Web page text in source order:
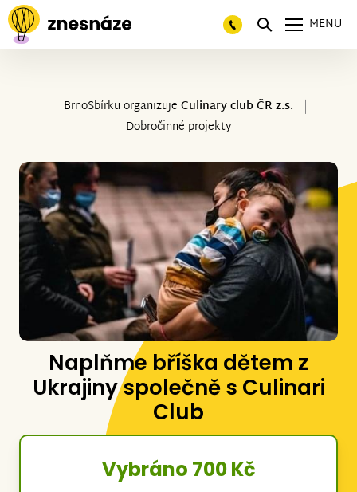
MENU
BrnoSbírku organizuje Culinary club ČR z.s.
Dobročinné projekty
Naplňme bříška dětem z
Ukrajiny společně s Culinari
Club
Vybráno 700 Kč